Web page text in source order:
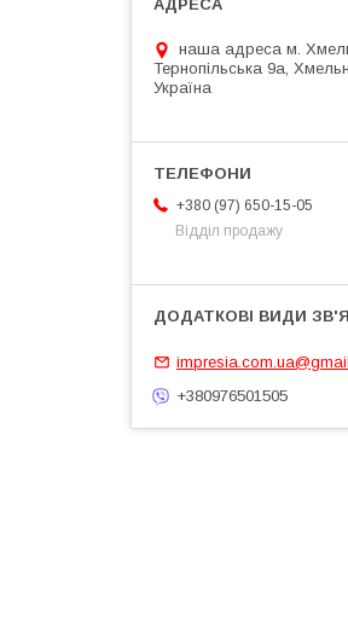
наша адреса м.
Тернопільська 9а,
Україна
+380 (97) 650-15-05
Відділ продажу
+380976501505